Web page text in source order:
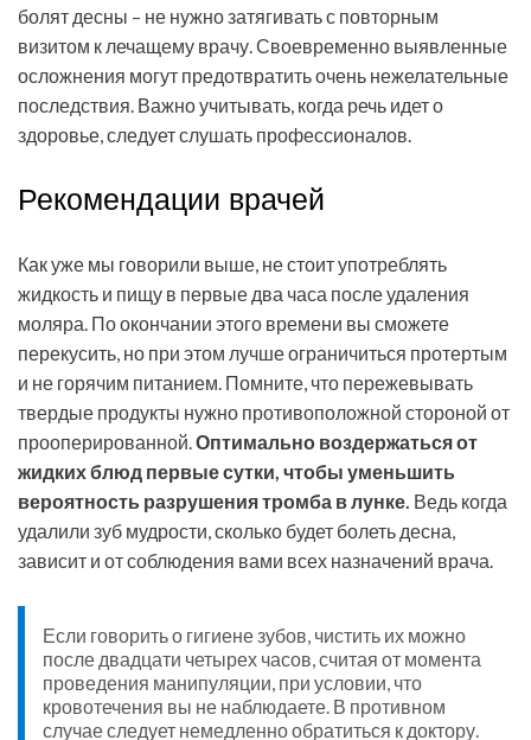
болят десны – не нужно затягивать с повторным
визитом к лечащему врачу. Своевременно выявленные
осложнения могут предотвратить очень нежелательные
последствия. Важно учитывать, когда речь идет о
здоровье, следует слушать профессионалов.
Рекомендации врачей
Как уже мы говорили выше, не стоит употреблять
жидкость и пищу в первые два часа после удаления
моляра. По окончании этого времени вы сможете
перекусить, но при этом лучше ограничиться протертым
и не горячим питанием. Помните, что пережевывать
твердые продукты нужно противоположной стороной от
прооперированной.Оптимально воздержаться от
жидких блюд первые сутки, чтобы уменьшить
вероятность разрушения тромба в лунке. Ведь когда
удалили зуб мудрости, сколько будет болеть десна,
зависит и от соблюдения вами всех назначений врача.
Если говорить о гигиене зубов, чистить их можно
после двадцати четырех часов, считая от момента
проведения манипуляции, при условии, что
кровотечения вы не наблюдаете. В противном
случае следует немедленно обратиться к доктору.